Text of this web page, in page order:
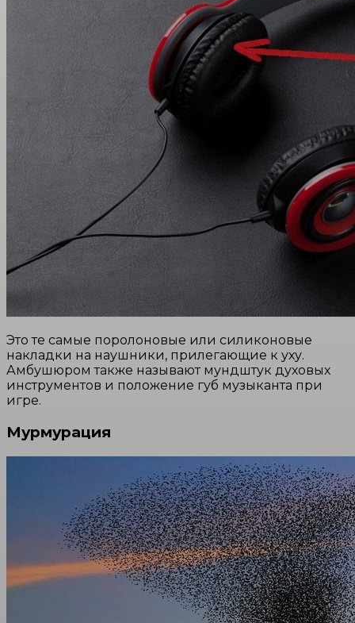
Это те самые поролоновые или силиконовые
накладки на наушники, прилегающие к уху.
Амбушюром также называют мундштук духовых
инструментов и положение губ музыканта при
игре.
Мурмурация